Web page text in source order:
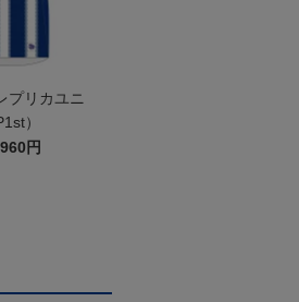
プリカユニ
）
円